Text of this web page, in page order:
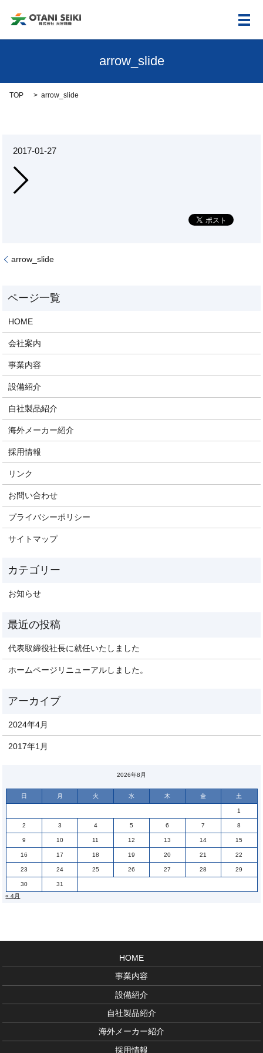
メ
arrow_slide
TOP arrow_slide
2017-01-27
arrow_slide
HOME
会社案内
事業内容
設備紹介
自社製品紹介
海外メーカー紹介
採用情報
リンク
お問い合わせ
プライバシーポリシー
サイトマップ
お知らせ
代表取締役社長に就任いたしました
ホームページリニューアルしました。
2024年4月
2017年1月
2026年8月
日 月 火 水 木 金 土
1
2 3 4 5 6 7 8
9 10 11 12 13 14 15
16 17 18 19 20 21 22
23 24 25 26 27 28 29
30
31
« 4月
HOME
事業内容
設備紹介
自社製品紹介
海外メーカー紹介
採用情報